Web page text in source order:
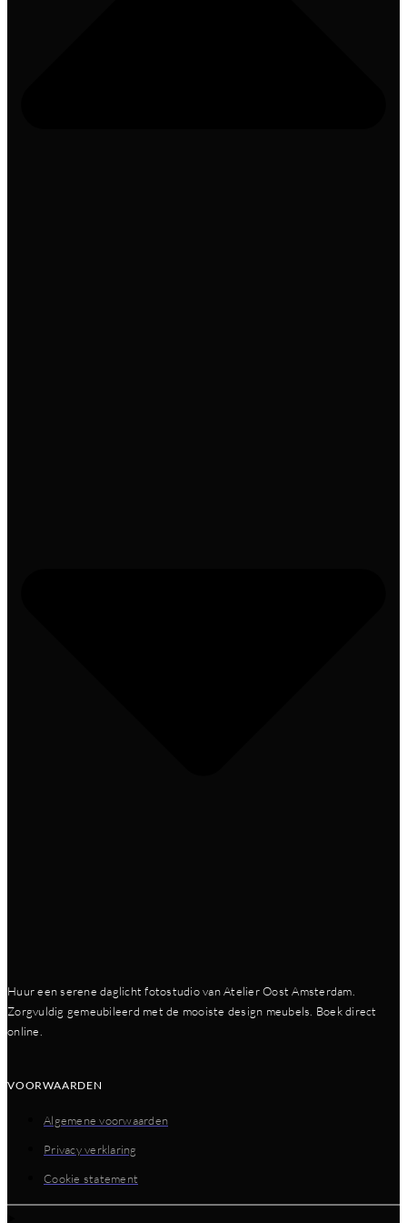
Huur een serene daglicht fotostudio van Atelier Oost Amsterdam.
Zorgvuldig gemeubileerd met de mooiste design meubels. Boek direct
online.
VOORWAARDEN
Algemene voorwaarden
Privacy verklaring
Cookie statement